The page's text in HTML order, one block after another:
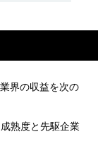
界の収益を次の
熟度と先駆企業